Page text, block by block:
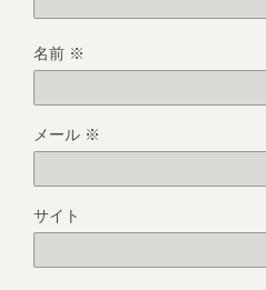
名前 ※
メール ※
サイト